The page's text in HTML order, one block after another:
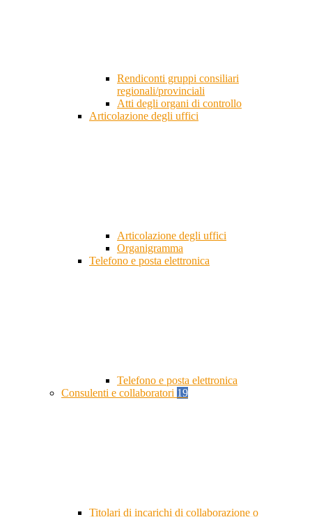
Rendiconti gruppi consiliari
regionali/provinciali
Atti degli organi di controllo
Articolazione degli uffici
Articolazione degli uffici
Organigramma
Telefono e posta elettronica
Telefono e posta elettronica
Consulenti e collaboratori 19
Titolari di incarichi di collaborazione o